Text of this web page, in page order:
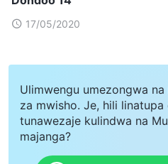
17/05/2020
Ulimwengu umezongwa
za mwisho. Je, hili linatupa
tunawezaje kulindwa na
majanga?